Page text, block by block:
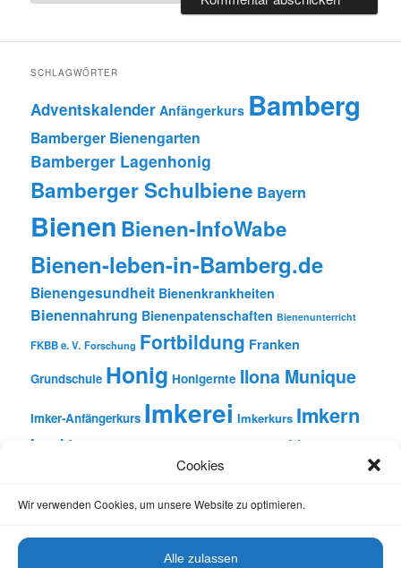
Cookies
Wir verwenden Cookies, um unsere Website zu optimieren.
Alle zulassen
SCHLAGWÖRTER
Adventskalender Anfängerkurs Bamberg
Bamberger Bienengarten
Bamberger Lagenhonig
Bamberger Schulbiene Bayern
Bienen Bienen-InfoWabe
Bienen-leben-in-Bamberg.de
Bienengesundheit Bienenkrankheiten
Bienennahrung Bienenpatenschaften Bienenunterricht
FKBB e. V. Forschung Fortbildung Franken
Grundschule Honig Honigernte Ilona Munique
Imker-Anfängerkurs Imkerei Imkerkurs Imkern
Insekten Literatur
Natur Oberfranken
Schulunterricht Unterricht
Vortrag